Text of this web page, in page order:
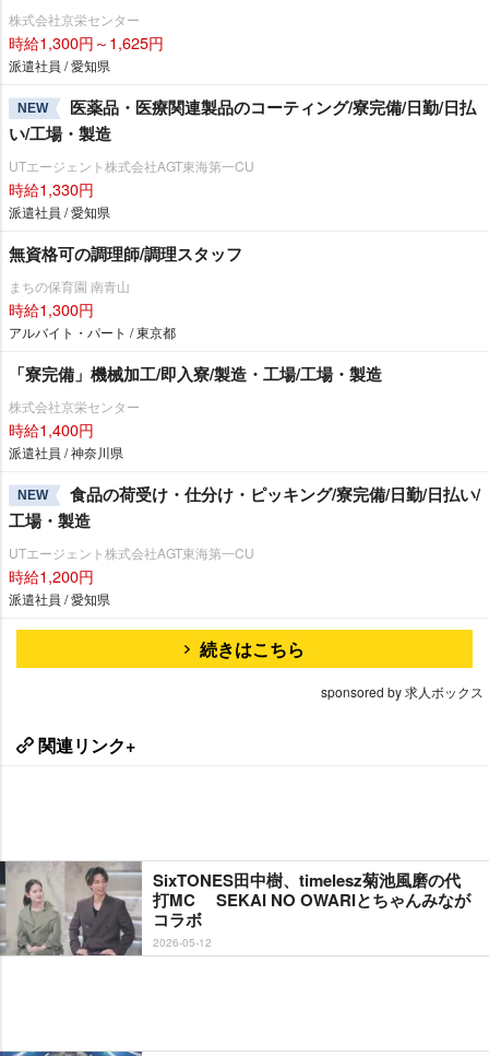
株式会社京栄センター
時給1,300円～1,625円
派遣社員 / 愛知県
NEW
医薬品・医療関連製品のコーティング/寮完備/日勤/日払
い/工場・製造
UTエージェント株式会社AGT東海第一CU
時給1,330円
派遣社員 / 愛知県
無資格可の調理師/調理スタッフ
まちの保育園 南青山
時給1,300円
アルバイト・パート / 東京都
「寮完備」機械加工/即入寮/製造・工場/工場・製造
株式会社京栄センター
時給1,400円
派遣社員 / 神奈川県
NEW
食品の荷受け・仕分け・ピッキング/寮完備/日勤/日払い/
工場・製造
UTエージェント株式会社AGT東海第一CU
時給1,200円
派遣社員 / 愛知県
続きはこちら
sponsored by 求人ボックス
関連リンク+
SixTONES田中樹、timelesz菊池風磨の代
打MC SEKAI NO OWARIとちゃんみなが
コラボ
2026-05-12